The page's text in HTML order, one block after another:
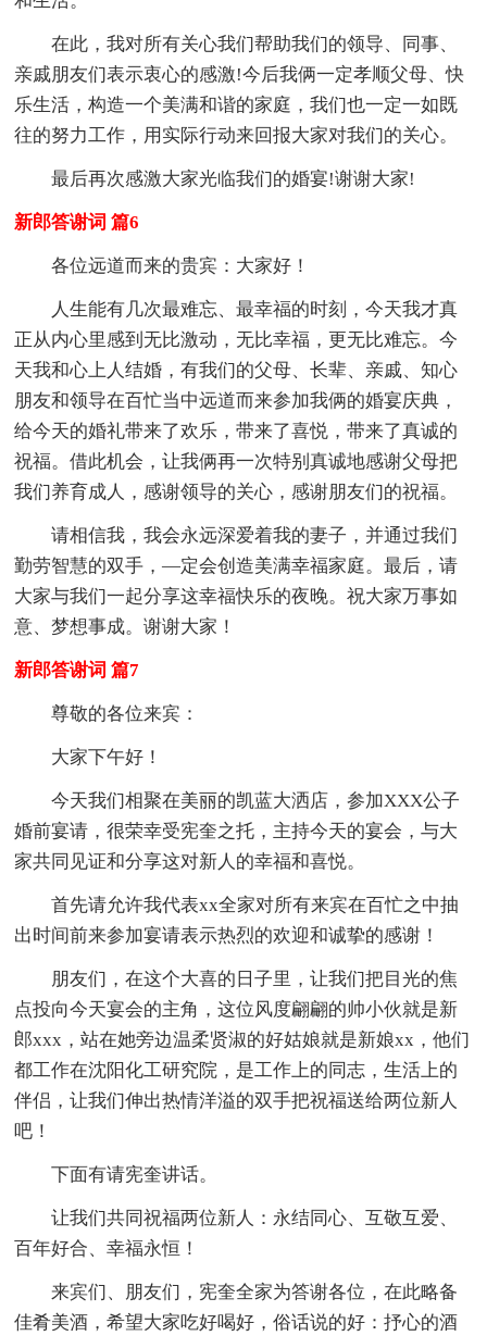
在此，我对所有关心我们帮助我们的领导、同事、
亲戚朋友们表示衷心的感激!今后我俩一定孝顺父母、快
乐生活，构造一个美满和谐的家庭，我们也一定一如既
往的努力工作，用实际行动来回报大家对我们的关心。
最后再次感激大家光临我们的婚宴!谢谢大家!
新郎答谢词 篇6
各位远道而来的贵宾：大家好！
人生能有几次最难忘、最幸福的时刻，今天我才真
正从内心里感到无比激动，无比幸福，更无比难忘。今
天我和心上人结婚，有我们的父母、长辈、亲戚、知心
朋友和领导在百忙当中远道而来参加我俩的婚宴庆典，
给今天的婚礼带来了欢乐，带来了喜悦，带来了真诚的
祝福。借此机会，让我俩再一次特别真诚地感谢父母把
我们养育成人，感谢领导的关心，感谢朋友们的祝福。
请相信我，我会永远深爱着我的妻子，并通过我们
勤劳智慧的双手，—定会创造美满幸福家庭。最后，请
大家与我们一起分享这幸福快乐的夜晚。祝大家万事如
意、梦想事成。谢谢大家！
新郎答谢词 篇7
尊敬的各位来宾：
大家下午好！
今天我们相聚在美丽的凯蓝大洒店，参加XXX公子
婚前宴请，很荣幸受宪奎之托，主持今天的宴会，与大
家共同见证和分享这对新人的幸福和喜悦。
首先请允许我代表xx全家对所有来宾在百忙之中抽
出时间前来参加宴请表示热烈的欢迎和诚挚的感谢！
朋友们，在这个大喜的日子里，让我们把目光的焦
点投向今天宴会的主角，这位风度翩翩的帅小伙就是新
郎xxx，站在她旁边温柔贤淑的好姑娘就是新娘xx，他们
都工作在沈阳化工研究院，是工作上的同志，生活上的
伴侣，让我们伸出热情洋溢的双手把祝福送给两位新人
吧！
下面有请宪奎讲话。
让我们共同祝福两位新人：永结同心、互敬互爱、
百年好合、幸福永恒！
来宾们、朋友们，宪奎全家为答谢各位，在此略备
佳肴美酒，希望大家吃好喝好，俗话说的好：抒心的酒